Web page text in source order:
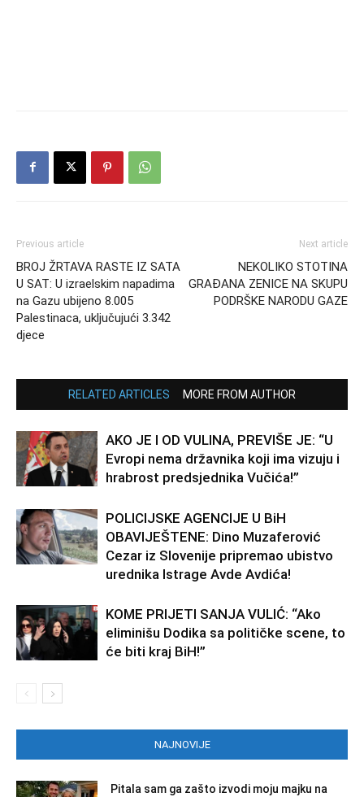
Previous article
BROJ ŽRTAVA RASTE IZ SATA
U SAT: U izraelskim napadima
na Gazu ubijeno 8.005
Palestinaca, uključujući 3.342
djece
Next article
NEKOLIKO STOTINA
GRAĐANA ZENICE NA SKUPU
PODRŠKE NARODU GAZE
RELATED ARTICLES MORE FROM AUTHOR
AKO JE I OD VULINA, PREVIŠE JE: “U
Evropi nema državnika koji ima vizuju i
hrabrost predsjednika Vučića!”
POLICIJSKE AGENCIJE U BiH
OBAVIJEŠTENE: Dino Muzaferović
Cezar iz Slovenije pripremao ubistvo
urednika Istrage Avde Avdića!
KOME PRIJETI SANJA VULIĆ: “Ako
eliminišu Dodika sa političke scene, to
će biti kraj BiH!”
NAJNOVIJE
Pitala sam ga zašto izvodi moju majku na